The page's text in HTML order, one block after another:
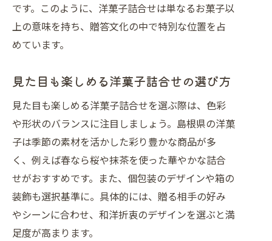
です。このように、洋菓子詰合せは単なるお菓子以
上の意味を持ち、贈答文化の中で特別な位置を占
めています。
見た目も楽しめる洋菓子詰合せの選び方
見た目も楽しめる洋菓子詰合せを選ぶ際は、色彩
や形状のバランスに注目しましょう。島根県の洋菓
子は季節の素材を活かした彩り豊かな商品が多
く、例えば春なら桜や抹茶を使った華やかな詰合
せがおすすめです。また、個包装のデザインや箱の
装飾も選択基準に。具体的には、贈る相手の好み
やシーンに合わせ、和洋折衷のデザインを選ぶと満
足度が高まります。